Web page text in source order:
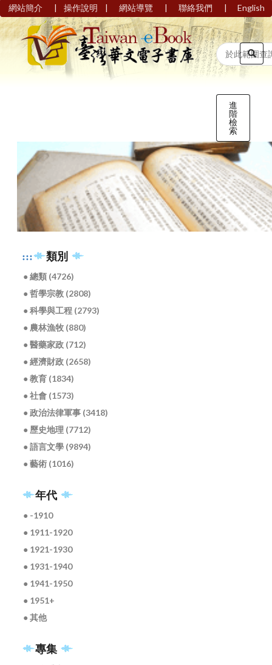
網站簡介 | 操作說明 | 網站導覽 | 聯絡我們 | English
進
階
檢
索
::: 類別
● 總類 (4726)
● 哲學宗教 (2808)
● 科學與工程 (2793)
● 農林漁牧 (880)
● 醫藥家政 (712)
● 經濟財政 (2658)
● 教育 (1834)
● 社會 (1573)
● 政治法律軍事 (3418)
● 歷史地理 (7712)
● 語言文學 (9894)
● 藝術 (1016)
年代
● -1910
● 1911-1920
● 1921-1930
● 1931-1940
● 1941-1950
● 1951+
● 其他
專集